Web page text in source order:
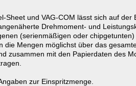
Sheet und VAG-COM lässt sich auf der
Drehmoment- und
(serienmäßigen oder
die Mengen möglichst über das
zusammen mit den Papierdaten des
zur Einspritzmenge.